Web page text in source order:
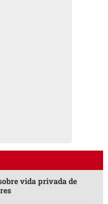
vida privada de